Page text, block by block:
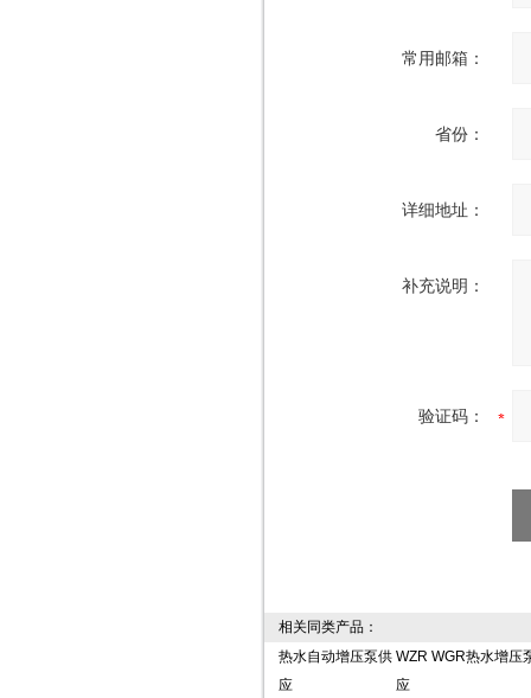
常用邮箱：
省份：
详细地址：
补充说明：
验证码：
相关同类产品：
热水自动增压泵供
应
WZR WGR热水增压
应